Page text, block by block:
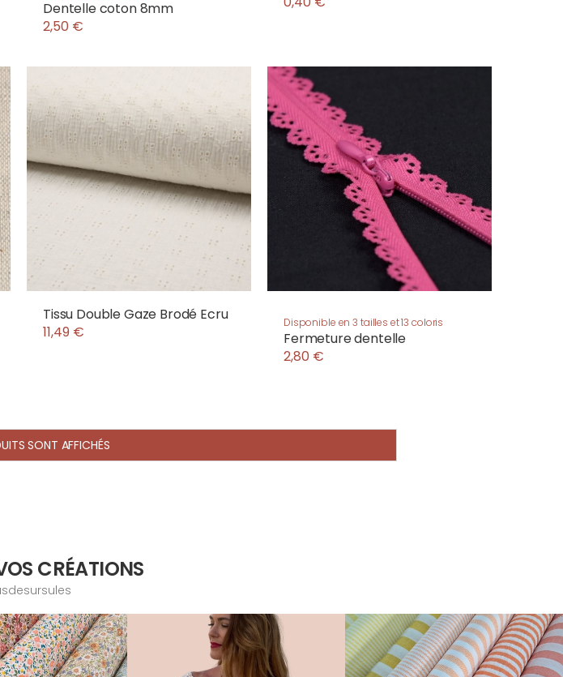
Dentelle coton 8mm
2,50 €
Tissu Double Gaze Brodé Ecru
11,49 €
Disponible en 3 tailles et 13 coloris
Fermeture dentelle
2,80 €
SONT AFFICHÉS
CRÉATIONS